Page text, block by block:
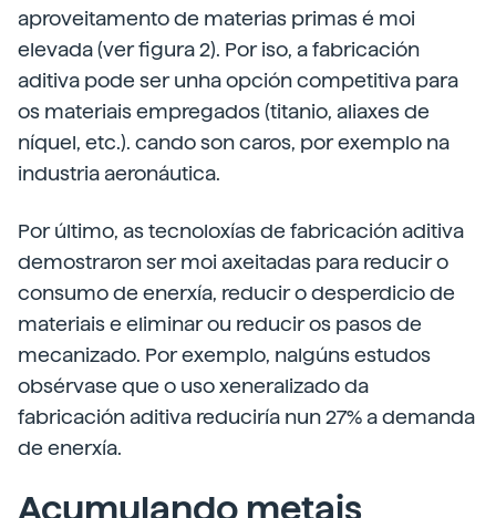
aproveitamento de materias primas é moi
elevada (ver figura 2). Por iso, a fabricación
aditiva pode ser unha opción competitiva para
os materiais empregados (titanio, aliaxes de
níquel, etc.). cando son caros, por exemplo na
industria aeronáutica.
Por último, as tecnoloxías de fabricación aditiva
demostraron ser moi axeitadas para reducir o
consumo de enerxía, reducir o desperdicio de
materiais e eliminar ou reducir os pasos de
mecanizado. Por exemplo, nalgúns estudos
obsérvase que o uso xeneralizado da
fabricación aditiva reduciría nun 27% a demanda
de enerxía.
Acumulando metais